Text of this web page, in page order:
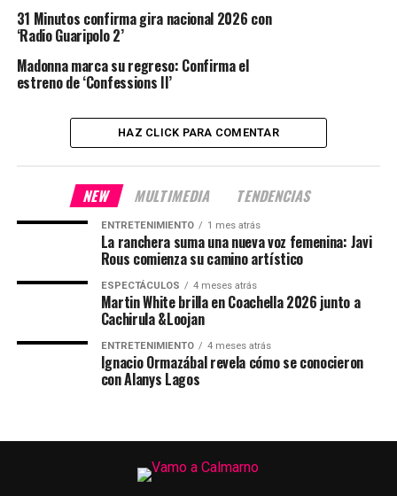
31 Minutos confirma gira nacional 2026 con
‘Radio Guaripolo 2’
Madonna marca su regreso: Confirma el
estreno de ‘Confessions II’
HAZ CLICK PARA COMENTAR
NEW MULTIMEDIA TENDENCIAS
ENTRETENIMIENTO 1 mes atrás
La ranchera suma una nueva voz femenina: Javi
Rous comienza su camino artístico
ESPECTÁCULOS 4 meses atrás
Martin White brilla en Coachella 2026 junto a
Cachirula &Loojan
ENTRETENIMIENTO 4 meses atrás
Ignacio Ormazábal revela cómo se conocieron
con Alanys Lagos